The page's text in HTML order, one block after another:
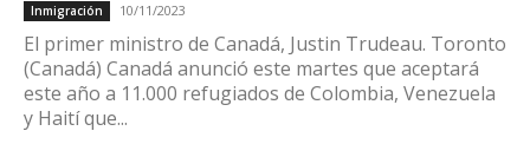
Inmigración 10/11/2023
El primer ministro de Canadá, Justin Trudeau. Toronto
(Canadá) Canadá anunció este martes que aceptará
este año a 11.000 refugiados de Colombia, Venezuela
y Haití que...